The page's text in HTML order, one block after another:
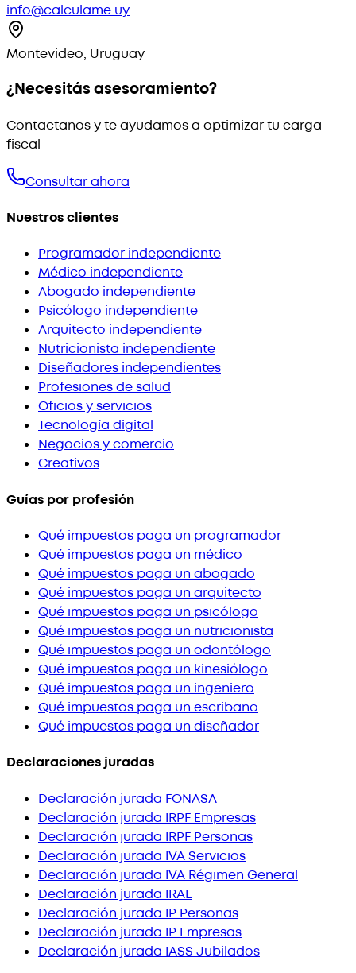
info@calculame.uy
Montevideo, Uruguay
¿Necesitás asesoramiento?
Contactanos y te ayudamos a optimizar tu carga
fiscal
Consultar ahora
Nuestros clientes
Programador independiente
Médico independiente
Abogado independiente
Psicólogo independiente
Arquitecto independiente
Nutricionista independiente
Diseñadores independientes
Profesiones de salud
Oficios y servicios
Tecnología digital
Negocios y comercio
Creativos
Guías por profesión
Qué impuestos paga un programador
Qué impuestos paga un médico
Qué impuestos paga un abogado
Qué impuestos paga un arquitecto
Qué impuestos paga un psicólogo
Qué impuestos paga un nutricionista
Qué impuestos paga un odontólogo
Qué impuestos paga un kinesiólogo
Qué impuestos paga un ingeniero
Qué impuestos paga un escribano
Qué impuestos paga un diseñador
Declaraciones juradas
Declaración jurada FONASA
Declaración jurada IRPF Empresas
Declaración jurada IRPF Personas
Declaración jurada IVA Servicios
Declaración jurada IVA Régimen General
Declaración jurada IRAE
Declaración jurada IP Personas
Declaración jurada IP Empresas
Declaración jurada IASS Jubilados